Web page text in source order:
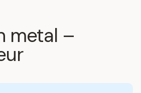
metal –